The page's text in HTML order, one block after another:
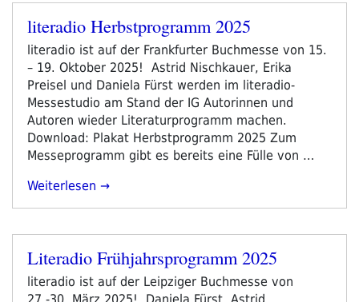
Veröffentlicht
literadio Herbstprogramm 2025
literadio ist auf der Frankfurter Buchmesse von 15.
– 19. Oktober 2025! Astrid Nischkauer, Erika
Preisel und Daniela Fürst werden im literadio-
Messestudio am Stand der IG Autorinnen und
Autoren wieder Literaturprogramm machen.
Download: Plakat Herbstprogramm 2025 Zum
Messeprogramm gibt es bereits eine Fülle von …
„literadio
Weiterlesen
Veröffentlicht
Literadio Frühjahrsprogramm 2025
literadio ist auf der Leipziger Buchmesse von
27.-30. März 2025! Daniela Fürst, Astrid